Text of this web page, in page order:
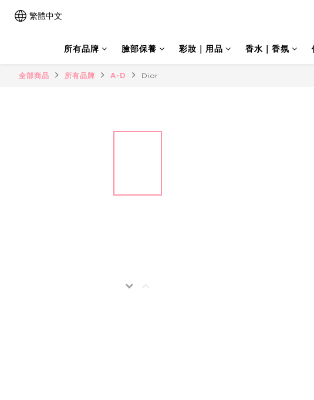
繁體中文
所有品牌 臉部保養 彩妝｜用品 香水｜香氛
全部商品 所有品牌 A-D Dior